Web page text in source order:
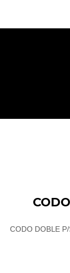
CODO DOBLE